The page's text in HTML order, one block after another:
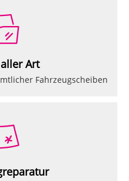
Art
Fahrzeugscheiben